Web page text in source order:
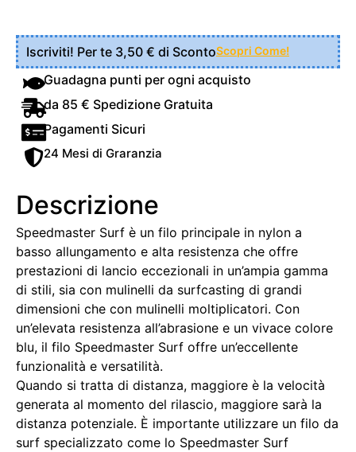
Iscriviti! Per te 3,50 € di ScontoScopri Come!
Guadagna punti per ogni acquisto
da 85 € Spedizione Gratuita
Pagamenti Sicuri
24 Mesi di Graranzia
Descrizione
Speedmaster Surf è un filo principale in nylon a
basso allungamento e alta resistenza che offre
prestazioni di lancio eccezionali in un’ampia gamma
di stili, sia con mulinelli da surfcasting di grandi
dimensioni che con mulinelli moltiplicatori. Con
un’elevata resistenza all’abrasione e un vivace colore
blu, il filo Speedmaster Surf offre un’eccellente
funzionalità e versatilità.
Quando si tratta di distanza, maggiore è la velocità
generata al momento del rilascio, maggiore sarà la
distanza potenziale. È importante utilizzare un filo da
surf specializzato come lo Speedmaster Surf